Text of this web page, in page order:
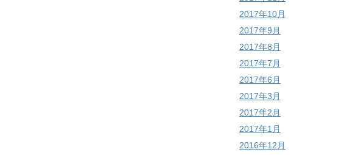
2017年10月
2017年9月
2017年8月
2017年7月
2017年6月
2017年3月
2017年2月
2017年1月
2016年12月